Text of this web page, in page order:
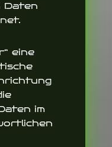
Daten
eine
im